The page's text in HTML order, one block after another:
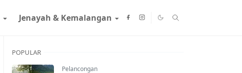
Jenayah & Kemalangan
POPULAR
Pelancongan